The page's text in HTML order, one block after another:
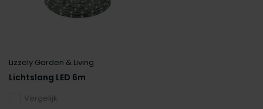
Lizzely Garden & Living
Lichtslang LED 6m
Vergelijk